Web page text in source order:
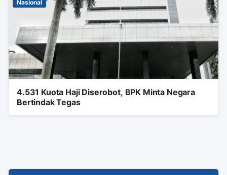
Nasional
4.531 Kuota Haji Diserobot, BPK Minta Negara
Bertindak Tegas